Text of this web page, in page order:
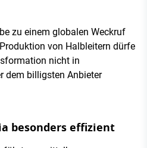
zu einem globalen Weckruf
von Halbleitern dürfe
nicht in
dem billigsten Anbieter
besonders effizient